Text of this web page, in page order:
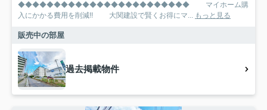
◆◆◆◆◆◆◆◆◆◆◆◆◆◆◆◆◆◆◆◆◆◆◆◆ マイホーム購
入にかかる費用を削減!! 大関建設で賢くお得にマ... もっと見る
販売中の部屋
過去掲載物件